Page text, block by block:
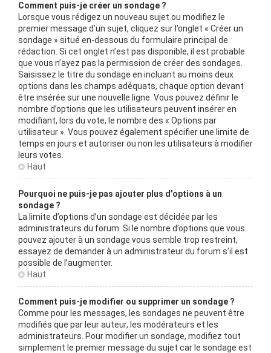
Comment puis-je créer un sondage ?
Lorsque vous rédigez un nouveau sujet ou modifiez le
premier message d’un sujet, cliquez sur l’onglet « Créer un
sondage » situé en-dessous du formulaire principal de
rédaction. Si cet onglet n’est pas disponible, il est probable
que vous n’ayez pas la permission de créer des sondages.
Saisissez le titre du sondage en incluant au moins deux
options dans les champs adéquats, chaque option devant
être insérée sur une nouvelle ligne. Vous pouvez définir le
nombre d’options que les utilisateurs peuvent insérer en
modifiant, lors du vote, le nombre des « Options par
utilisateur ». Vous pouvez également spécifier une limite de
temps en jours et autoriser ou non les utilisateurs à modifier
leurs votes.
Haut
Pourquoi ne puis-je pas ajouter plus d’options à un
sondage ?
La limite d’options d’un sondage est décidée par les
administrateurs du forum. Si le nombre d’options que vous
pouvez ajouter à un sondage vous semble trop restreint,
essayez de demander à un administrateur du forum s’il est
possible de l’augmenter.
Haut
Comment puis-je modifier ou supprimer un sondage ?
Comme pour les messages, les sondages ne peuvent être
modifiés que par leur auteur, les modérateurs et les
administrateurs. Pour modifier un sondage, modifiez tout
simplement le premier message du sujet car le sondage est